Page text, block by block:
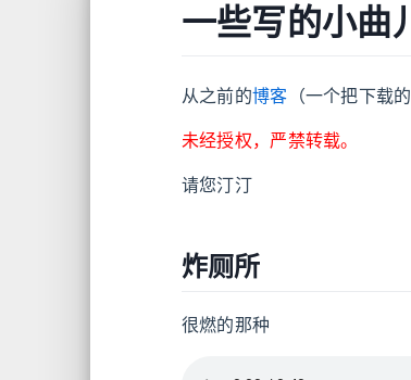
一些写的小曲
从之前的博客 （一个把下载
未经授权，严禁转载。
请您汀汀
炸厕所
很燃的那种